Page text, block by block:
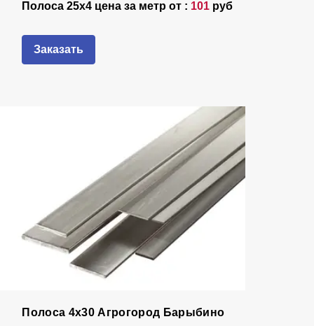
Полоса 25х4 цена за метр от : 101 руб
Заказать
Полоса 4х30 Агрогород Барыбино